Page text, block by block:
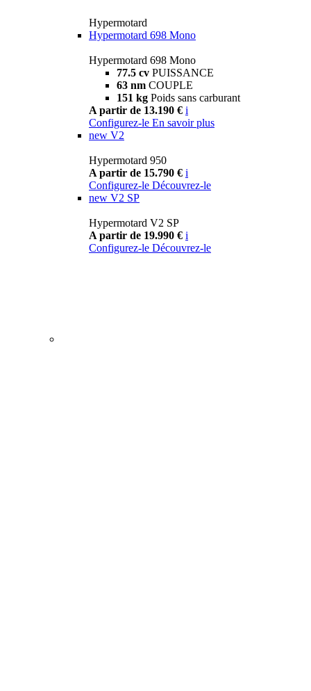
Hypermotard
Hypermotard 698 Mono
Hypermotard 698 Mono
77.5 cv PUISSANCE
63 nm COUPLE
151 kg Poids sans carburant
A partir de 13.190 € i
Configurez-le En savoir plus
new V2
Hypermotard 950
A partir de 15.790 € i
Configurez-le Découvrez-le
new V2 SP
Hypermotard V2 SP
A partir de 19.990 € i
Configurez-le Découvrez-le